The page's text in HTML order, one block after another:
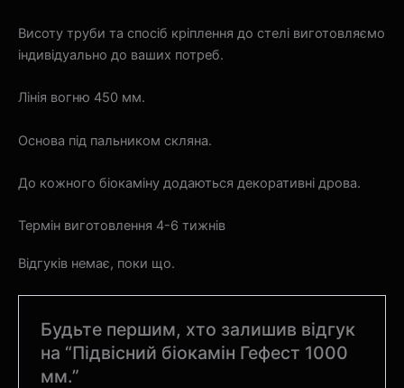
Висоту труби та спосіб кріплення до стелі виготовляємо
індивідуально до ваших потреб.
Лінія вогню 450 мм.
Основа під пальником скляна.
До кожного біокаміну додаються декоративні дрова.
Термін виготовлення 4-6 тижнів
Відгуків немає, поки що.
Будьте першим, хто залишив відгук
на “Підвісний біокамін Гефест 1000
мм.”